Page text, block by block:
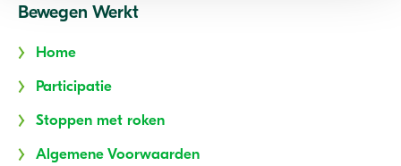
Bewegen Werkt
Home
Participatie
Stoppen met roken
Algemene Voorwaarden